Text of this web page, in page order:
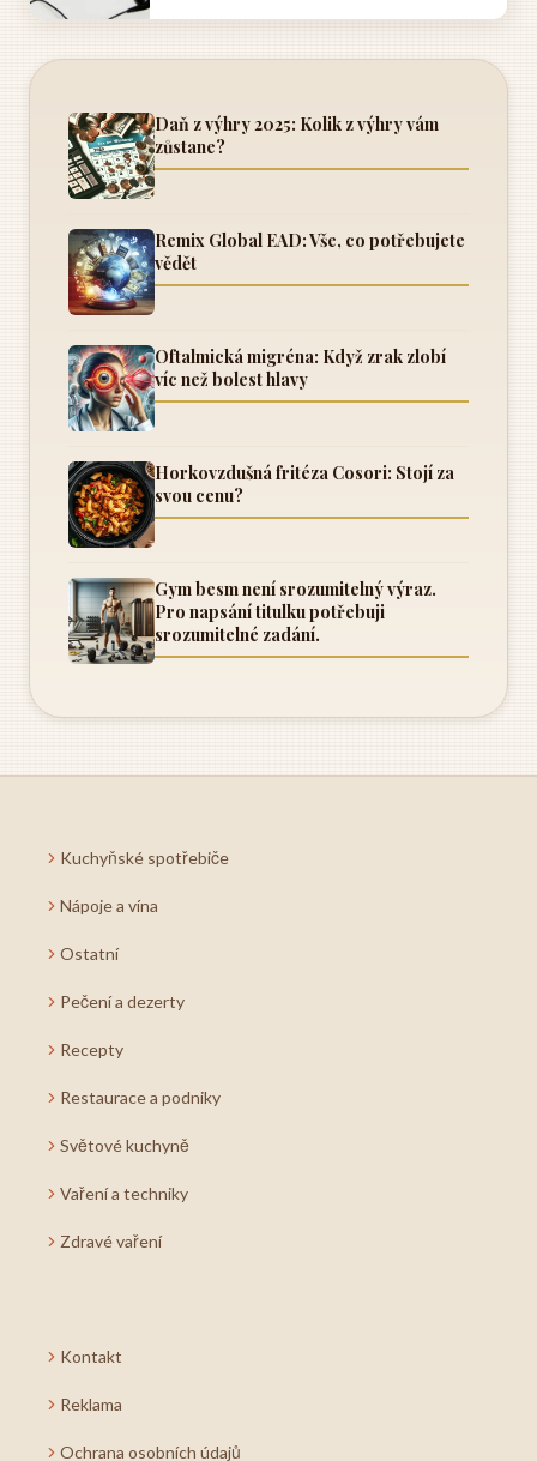
Daň z výhry 2025: Kolik z výhry vám
zůstane?
Remix Global EAD: Vše, co potřebujete
vědět
Oftalmická migréna: Když zrak zlobí
víc než bolest hlavy
Horkovzdušná fritéza Cosori: Stojí za
svou cenu?
Gym besm není srozumitelný výraz.
Pro napsání titulku potřebuji
srozumitelné zadání.
Kuchyňské spotřebiče
Nápoje a vína
Ostatní
Pečení a dezerty
Recepty
Restaurace a podniky
Světové kuchyně
Vaření a techniky
Zdravé vaření
Kontakt
Reklama
Ochrana osobních údajů